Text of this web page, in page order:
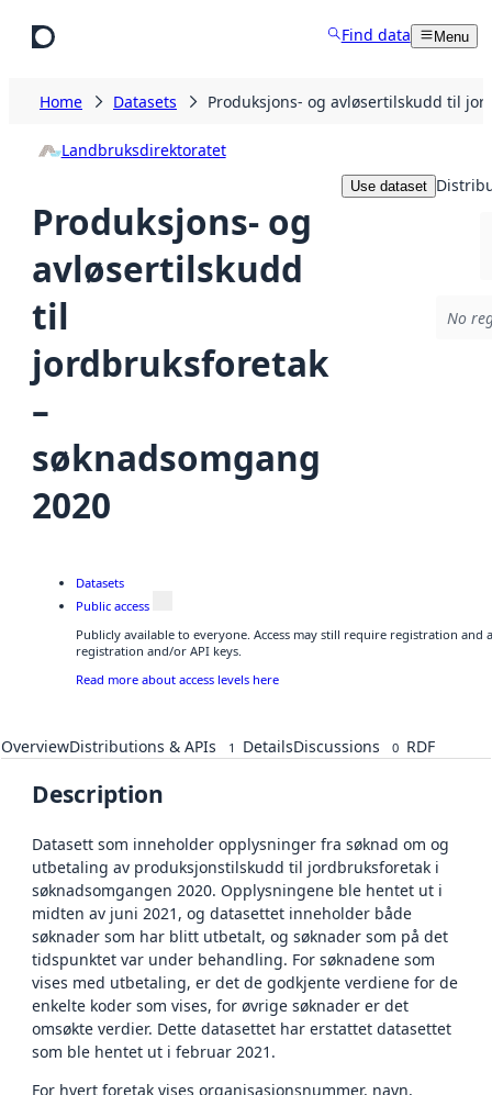
Find data Menu
Home Datasets Produksjons- og avløsertilskudd til
Landbruksdirektoratet
Produksjons- og
avløsertilskudd
til
jordbruksforetak
–
søknadsomgang
2020
Use dataset
No
Datasets
Public access
Publicly available to everyone. Access may still require registration and
registration and/or API keys.
Read more about access levels here
OverviewDistributions & APIs 1 DetailsDiscussions 0 RDF
Description
Datasett som inneholder opplysninger fra søknad om og
utbetaling av produksjonstilskudd til jordbruksforetak i
søknadsomgangen 2020. Opplysningene ble hentet ut i
midten av juni 2021, og datasettet inneholder både
søknader som har blitt utbetalt, og søknader som på det
tidspunktet var under behandling. For søknadene som
vises med utbetaling, er det de godkjente verdiene for de
enkelte koder som vises, for øvrige søknader er det
omsøkte verdier. Dette datasettet har erstattet datasettet
som ble hentet ut i februar 2021.
For hvert foretak vises organisasjonsnummer, navn,